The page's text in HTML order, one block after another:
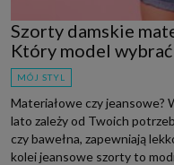
Szorty damskie
Który model
MÓJ STYL
Materiałowe czy jeansowe?
lato zależy od Twoich
czy bawełna, zapewniają
kolei jeansowe szorty to